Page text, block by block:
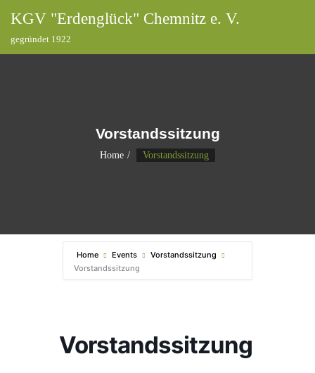
KGV "Erdenglück" Chemnitz e. V.
gegründet 1922
Vorstandssitzung
Home Vorstandssitzung
Home Events
Vorstandssitzung
Vorstandssitzung
Vorstandssitzung